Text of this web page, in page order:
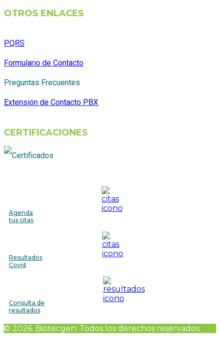
OTROS ENLACES
PQRS
Formulario de Contacto
Preguntas Frecuentes
Extensión de Contacto PBX
CERTIFICACIONES
Agenda
tus citas
Resultados
Covid
Consulta de
resultados
© 2026. Biotecgen. Todos los derechos reservados.